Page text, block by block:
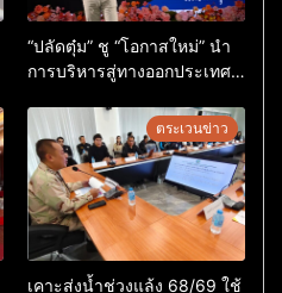
“ปลัดตุ๋ม” ชู “โอกาสใหม่” นำ
การบริหารสู่ทางออกประเทศ
ตระเวนข่าว
เคาะส่งน้ำช่วงแล้ง 68/69 ใช้